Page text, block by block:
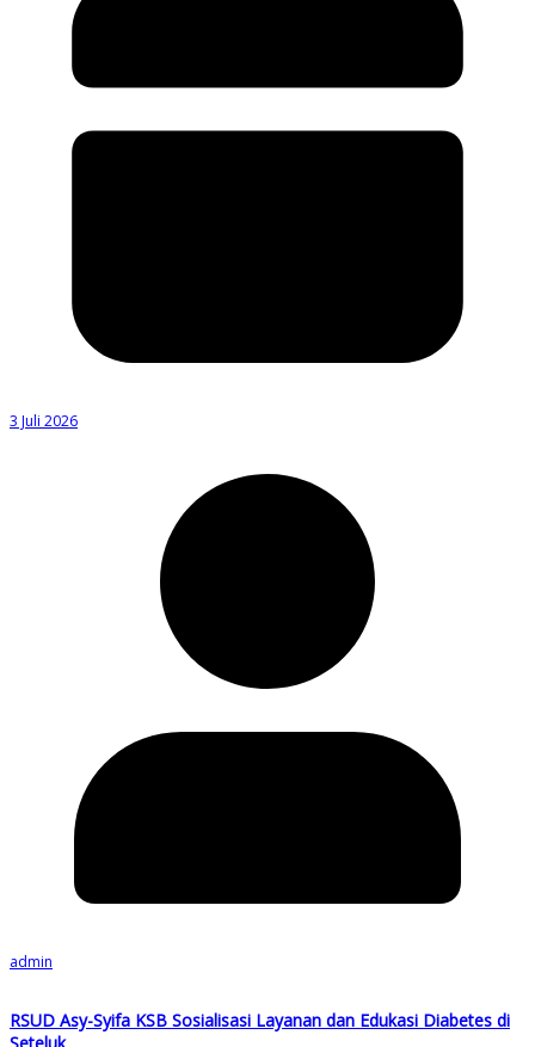
3 Juli 2026
admin
RSUD Asy-Syifa KSB Sosialisasi Layanan dan Edukasi Diabetes di